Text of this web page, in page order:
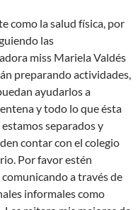
como la salud física, por
las
miss Mariela Valdés
preparando actividades,
ayudarlos a
y todo lo que ésta
separados y
contar con el colegio
Por favor estén
a través de
informales como